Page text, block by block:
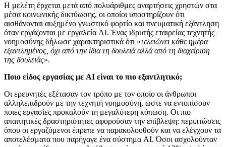
Η μελέτη έρχεται μετά από πολυάριθμες αναρτήσεις χρηστών στα
μέσα κοινωνικής δικτύωσης, οι οποίοι υποστηρίζουν ότι
αισθάνονται αυξημένο γνωστικό φορτίο και πνευματική εξάντληση
όταν εργάζονται με εργαλεία AI. Ένας ιδρυτής εταιρείας τεχνητής
νοημοσύνης δήλωσε χαρακτηριστικά ότι «τελειώνει κάθε ημέρα
εξαντλημένος, όχι από την ίδια τη δουλειά αλλά από τη διαχείριση
της δουλειάς».
Ποιο είδος εργασίας με AI είναι το πιο εξαντλητικό;
Οι ερευνητές εξέτασαν τον τρόπο με τον οποίο οι άνθρωποι
αλληλεπιδρούν με την τεχνητή νοημοσύνη, ώστε να εντοπίσουν
ποιες εργασίες προκαλούν τη μεγαλύτερη κόπωση. Οι πιο
απαιτητικές δραστηριότητες αφορούσαν την επίβλεψη: περιπτώσεις
όπου οι εργαζόμενοι έπρεπε να παρακολουθούν και να ελέγχουν τα
αποτελέσματα που παρήγαγε ένα σύστημα AI. Όσοι ασχολούνταν